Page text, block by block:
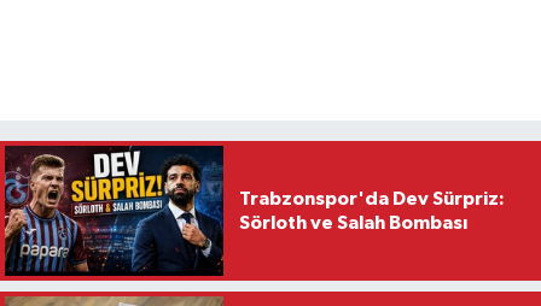
Trabzonspor'da Dev Sürpriz:
Sörloth ve Salah Bombası